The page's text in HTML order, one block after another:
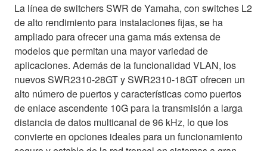
La línea de switchers SWR de Yamaha, con switches L2
de alto rendimiento para instalaciones fijas, se ha
ampliado para ofrecer una gama más extensa de
modelos que permitan una mayor variedad de
aplicaciones. Además de la funcionalidad VLAN, los
nuevos SWR2310-28GT y SWR2310-18GT ofrecen un
alto número de puertos y características como puertos
de enlace ascendente 10G para la transmisión a larga
distancia de datos multicanal de 96 kHz, lo que los
convierte en opciones ideales para un funcionamiento